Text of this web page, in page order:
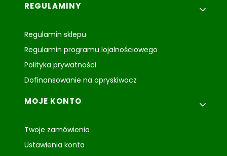
REGULAMINY
Regulamin sklepu
Regulamin programu lojalnościowego
Polityka prywatności
Dofinansowanie na opryskiwacz
MOJE KONTO
Twoje zamówienia
Ustawienia konta